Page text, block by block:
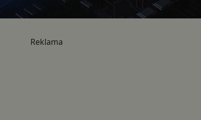
Reklama